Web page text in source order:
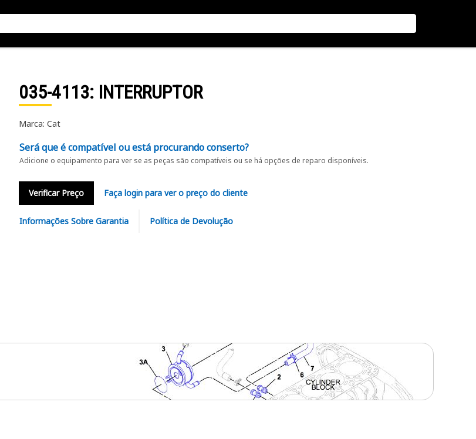
035-4113: INTERRUPTOR
Marca: Cat
Será que é compatível ou está procurando conserto?
Adicione o equipamento para ver se as peças são compatíveis ou se há opções de reparo disponíveis.
Verificar Preço Faça login para ver o preço do cliente
Informações Sobre Garantia Política de Devolução